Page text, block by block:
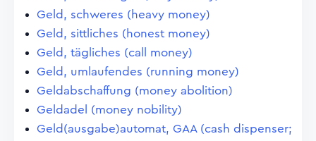
Geld, schweres (heavy money)
Geld, sittliches (honest money)
Geld, tägliches (call money)
Geld, umlaufendes (running money)
Geldabschaffung (money abolition)
Geldadel (money nobility)
Geld(ausgabe)automat, GAA (cash dispenser;